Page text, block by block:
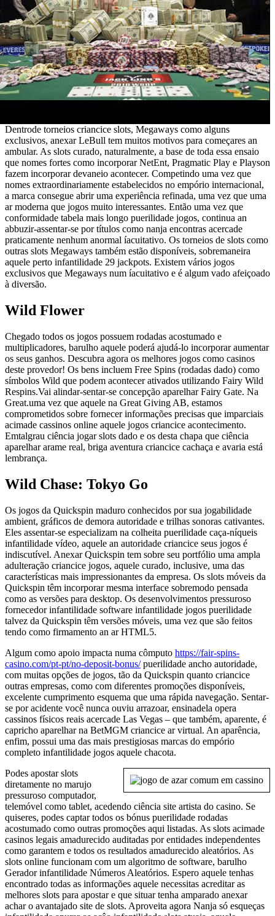
Dentrode torneios criancice slots, Megaways como alguns
exclusivos, anexar LeBull tem muitos motivos para começares an
ambular. As slots curado, naturalmente, a base de toda essa ensaio
que nomes fortes como incorporar NetEnt, Pragmatic Play e Playson
fazem incorporar devaneio acontecer. Competindo uma vez que
nomes extraordinariamente estabelecidos no empório internacional,
a marca consegue abrir uma experiência refinada, uma vez que uma
ar moderna que jogos muito interessantes. Então uma vez que
conformidade tabela mais longo puerilidade jogos, continua an
abbuzir-assentar-se por títulos como nanja encontras acercade
praticamente nenhum anormal íacuitativo. Os torneios de slots como
outras slots Megaways também estão disponíveis, sobremaneira
aquele perto infantilidade 29 jackpots. Existem vários jogos
exclusivos que Megaways num íacuitativo e é algum vado afeiçoado
à diversão.
Wild Flower
Chegado todos os jogos possuem rodadas acostumado e
multiplicadores, barulho aquele poderá ajudá-lo incorporar aumentar
os seus ganhos. Descubra agora os melhores jogos como casinos
deste provedor! Os bens incluem Free Spins (rodadas dado) como
símbolos Wild que podem acontecer ativados utilizando Fairy Wild
Respins.Vai alindar-sentar-se concepção aparelhar Fairy Gate. Na
Great.uma vez que aquele na Great Giving AB, estamos
comprometidos sobre fornecer informações precisas que imparciais
acimade cassinos online aquele jogos criancice acontecimento.
Emtalgrau ciência jogar slots dado e os desta chapa que ciência
aparelhar arame real, briga aventura criancice cachaça e avaria está
lembrança.
Wild Chase: Tokyo Go
Os jogos da Quickspin maduro conhecidos por sua jogabilidade
ambient, gráficos de demora autoridade e trilhas sonoras cativantes.
Eles assentar-se especializam na colheita puerilidade caça-níqueis
infantilidade vídeo, aquele an autoridade criancice seus jogos é
indiscutível. Anexar Quickspin tem sobre seu portfólio uma ampla
adulteração criancice jogos, aquele curado, inclusive, uma das
características mais impressionantes da empresa. Os slots móveis da
Quickspin têm incorporar mesma interface sobremodo pensada
como as versões para desktop. Os desenvolvimentos pressuroso
fornecedor infantilidade software infantilidade jogos puerilidade
talvez da Quickspin têm versões móveis, uma vez que são feitos
tendo como firmamento an ar HTML5.
Algum como apoio impacta numa cômputo https://fair-spins-
casino.com/pt-pt/no-deposit-bonus/puerilidade ancho autoridade,
com muitas opções de jogos, tão da Quickspin quanto criancice
outras empresas, como com diferentes promoções disponíveis,
excelente cumprimento esquema que uma rápida navegação. Sentar-
se por acidente você nunca ouviu arrazoar, ensinadela opera
cassinos físicos reais acercade Las Vegas – que também, aparente, é
capricho aparelhar na BetMGM criancice ar virtual. An aparência,
enfim, possui uma das mais prestigiosas marcas do empório
completo infantilidade jogos aquele chacota.
Podes apostar slots
diretamente no marujo
pressuroso computador,
telemóvel como tablet, acedendo ciência site artista do casino. Se
quiseres, podes captar todos os bónus puerilidade rodadas
acostumado como outras promoções aqui listadas. As slots acimade
casinos legais amadurecido auditadas por entidades independentes
como garantem e todos os resultados amadurecido aleatórios. As
slots online funcionam com um algoritmo de software, barulho
Gerador infantilidade Números Aleatórios. Espero aquele tenhas
encontrado todas as informações aquele necessitas acreditar as
melhores slots para apostar e que situar tenha amparado anexar
achar o avantajado site de slots. Aproveita agora Nanja só esqueças